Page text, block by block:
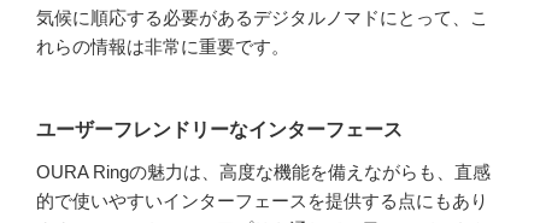
気候に順応する必要があるデジタルノマドにとって、こ
れらの情報は非常に重要です。
ユーザーフレンドリーなインターフェース
OURA Ringの魅力は、高度な機能を備えながらも、直感
的で使いやすいインターフェースを提供する点にもあり